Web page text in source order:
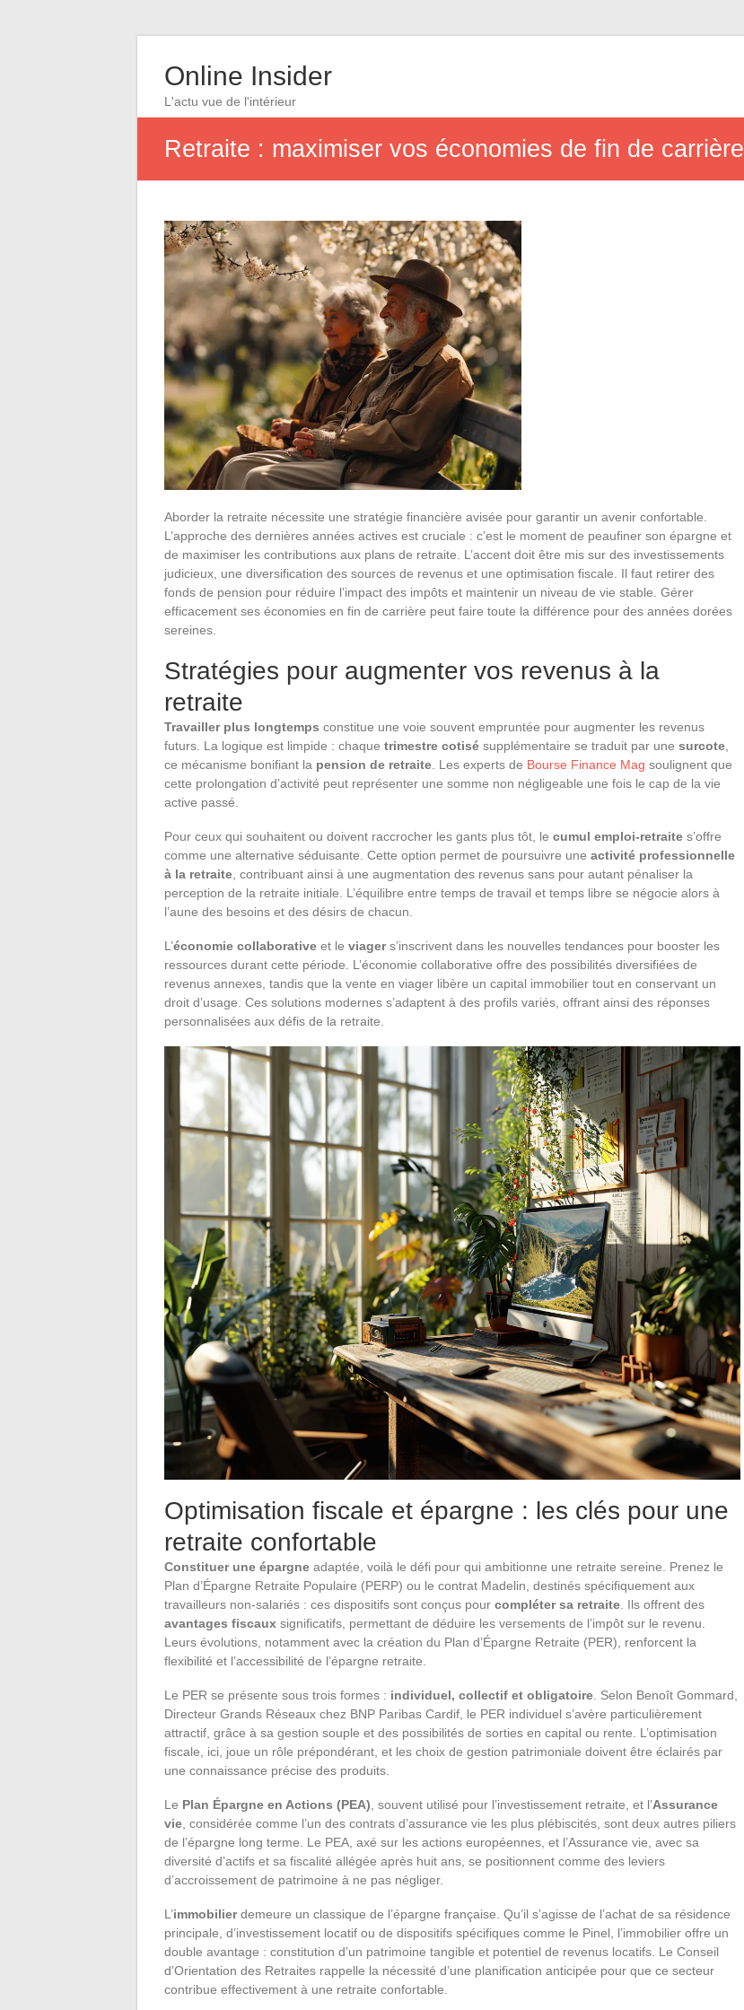
Online Insider
L'actu vue de l'intérieur
Retraite : maximiser vos économies de fin de carrière
Aborder la retraite nécessite une stratégie financière avisée pour garantir un avenir confortable.
L’approche des dernières années actives est cruciale : c’est le moment de peaufiner son épargne et
de maximiser les contributions aux plans de retraite. L’accent doit être mis sur des investissements
judicieux, une diversification des sources de revenus et une optimisation fiscale. Il faut retirer des
fonds de pension pour réduire l’impact des impôts et maintenir un niveau de vie stable. Gérer
efficacement ses économies en fin de carrière peut faire toute la différence pour des années dorées
sereines.
Stratégies pour augmenter vos revenus à la
retraite
Travailler plus longtemps constitue une voie souvent empruntée pour augmenter les revenus
futurs. La logique est limpide : chaque trimestre cotisé supplémentaire se traduit par une surcote
ce mécanisme bonifiant la pension de retraite . Les experts de Bourse Finance Mag soulignent que
cette prolongation d’activité peut représenter une somme non négligeable une fois le cap de la vie
active passé.
Pour ceux qui souhaitent ou doivent raccrocher les gants plus tôt, le cumul emploi-retraite s’offre
comme une alternative séduisante. Cette option permet de poursuivre une activité professionnelle
à la retraite , contribuant ainsi à une augmentation des revenus sans pour autant pénaliser la
perception de la retraite initiale. L’équilibre entre temps de travail et temps libre se négocie alors à
l’aune des besoins et des désirs de chacun.
L’économie collaborative et le viagers’inscrivent dans les nouvelles tendances pour booster les
ressources durant cette période. L’économie collaborative offre des possibilités diversifiées de
revenus annexes, tandis que la vente en viager libère un capital immobilier tout en conservant un
droit d’usage. Ces solutions modernes s’adaptent à des profils variés, offrant ainsi des réponses
personnalisées aux défis de la retraite.
Optimisation fiscale et épargne : les clés pour une
retraite confortable
Constituer une épargne adaptée, voilà le défi pour qui ambitionne une retraite sereine. Prenez le
Plan d’Épargne Retraite Populaire (PERP) ou le contrat Madelin, destinés spécifiquement aux
travailleurs non-salariés : ces dispositifs sont conçus pour compléter sa retraite . Ils offrent des
avantages fiscaux significatifs, permettant de déduire les versements de l’impôt sur le revenu.
Leurs évolutions, notamment avec la création du Plan d’Épargne Retraite (PER), renforcent la
flexibilité et l’accessibilité de l’épargne retraite.
Le PER se présente sous trois formes : individuel, collectif et obligatoire . Selon Benoît Gommard,
Directeur Grands Réseaux chez BNP Paribas Cardif, le PER individuel s’avère particulièrement
attractif, grâce à sa gestion souple et des possibilités de sorties en capital ou rente. L’optimisation
fiscale, ici, joue un rôle prépondérant, et les choix de gestion patrimoniale doivent être éclairés par
une connaissance précise des produits.
Le Plan Épargne en Actions (PEA) , souvent utilisé pour l’investissement retraite, et l’Assurance
vie , considérée comme l’un des contrats d’assurance vie les plus plébiscités, sont deux autres piliers
de l’épargne long terme. Le PEA, axé sur les actions européennes, et l’Assurance vie, avec sa
diversité d’actifs et sa fiscalité allégée après huit ans, se positionnent comme des leviers
d’accroissement de patrimoine à ne pas négliger.
L’immobilierdemeure un classique de l’épargne française. Qu’il s’agisse de l’achat de sa résidence
principale, d’investissement locatif ou de dispositifs spécifiques comme le Pinel, l’immobilier offre un
double avantage : constitution d’un patrimoine tangible et potentiel de revenus locatifs. Le Conseil
d’Orientation des Retraites rappelle la nécessité d’une planification anticipée pour que ce secteur
contribue effectivement à une retraite confortable.